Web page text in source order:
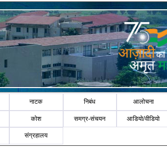
नाटक निबंध आलोचना
कोश समग्र-संचयन आडियो/वीडियो
संग्रहालय